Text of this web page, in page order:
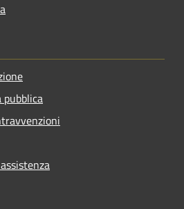
pubblica